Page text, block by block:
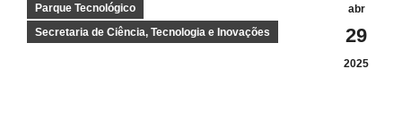
abr
29
2025
Parque Tecnológico
Secretaria de Ciência, Tecnologia e Inovações